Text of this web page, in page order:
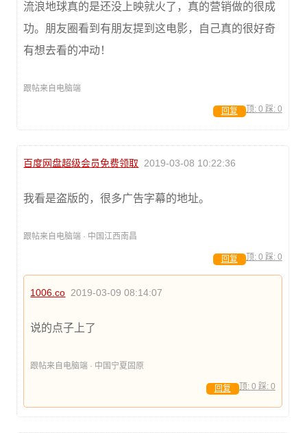
流浪地球真的是还没上映就火了，真的营销做的很成
功。朋友圈看到有朋友提到这电影，自己真的很好奇
有想去看的冲动！
跟帖来自电脑端
顶: 0 踩: 0
回复
百度网盘超级会员免费领取 2019-03-08 10:22:36
我看是盗版的，很多广告字幕的地址。
跟帖来自电脑端 · 中国江西南昌
顶: 0 踩: 0
回复
1006.co 2019-03-09 08:14:07
说的点子上了
跟帖来自电脑端 · 中国宁夏固原
顶: 0 踩: 0
回复